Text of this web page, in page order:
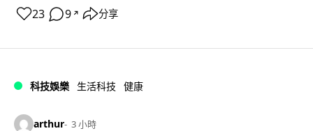
23 9 ↗ 分享
科技娛樂 生活科技 健康
arthur 3 小時